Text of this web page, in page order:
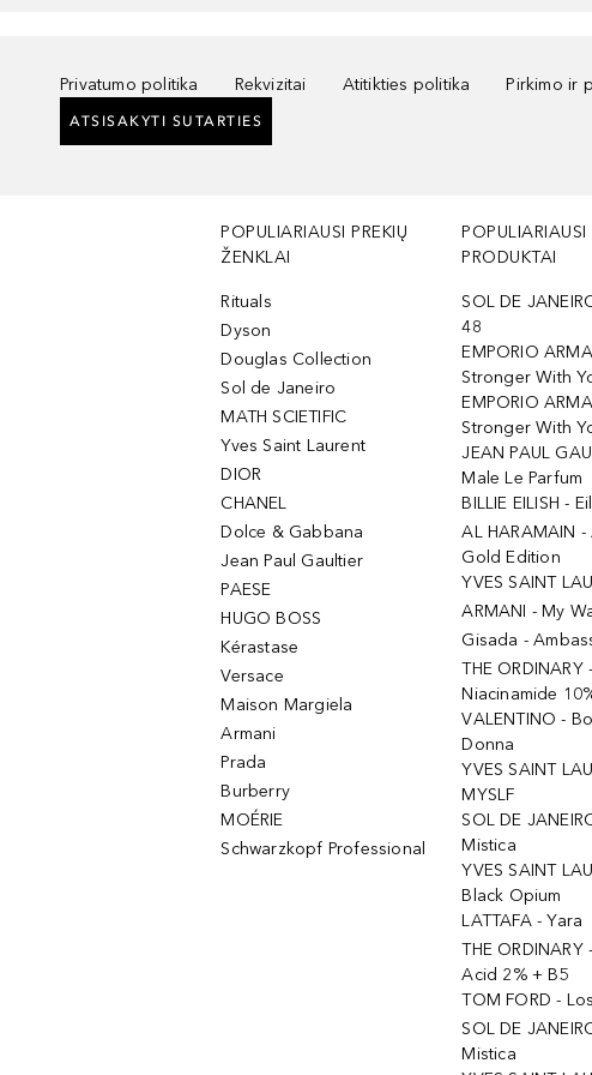
Privatumo politika Rekvizitai Atitikties politika Pirkimo ir
ATSISAKYTI SUTARTIES
POPULIARIAUSI PREKIŲ
ŽENKLAI
Rituals
Dyson
Douglas Collection
Sol de Janeiro
MATH SCIETIFIC
Yves Saint Laurent
DIOR
CHANEL
Dolce & Gabbana
Jean Paul Gaultier
PAESE
HUGO BOSS
Kérastase
Versace
Maison Margiela
Armani
Prada
Burberry
MOÉRIE
Schwarzkopf Professional
POPULIARIAUSI
PRODUKTAI
SOL DE
48
EMPORIO
Stronger With
EMPORIO
Stronger With
JEAN PAUL
Male Le Parfum
BILLIE EILISH -
AL HARAMAIN
Gold Edition
YVES SAINT
ARMANI - My
Gisada -
THE ORDINARY -
Niacinamide
VALENTINO -
Donna
YVES SAINT
MYSLF
SOL DE
Mistica
YVES SAINT
Black Opium
LATTAFA - Yara
THE
Acid 2% + B5
TOM FORD -
SOL DE
Mistica